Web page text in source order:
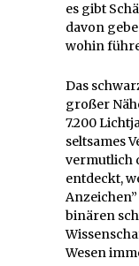
es gibt
davon
wohin
Das
großer
7.200
seltsames
vermutlich
entdeckt,
binären
Wesen